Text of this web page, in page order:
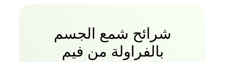
شرائح شمع الجسم
بالفراولة من فيم